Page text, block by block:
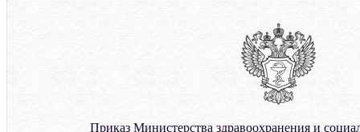
Приказ Министерства здравоохранения и